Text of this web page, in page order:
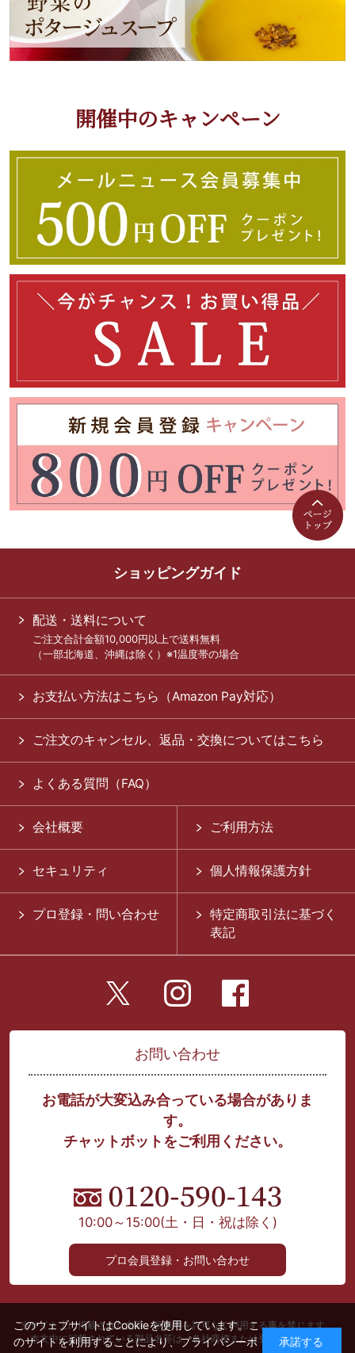
開催中のキャンペーン
ショッピングガイド
配送・送料について
ご注文合計金額10,000円以上で送料無料
（一部北海道、沖縄は除く）※1温度帯の場合
お支払い方法はこちら（Amazon Pay対応）
ご注文のキャンセル、返品・交換についてはこちら
よくある質問（FAQ）
会社概要 ご利用方法
セキュリティ 個人情報保護方針
プロ登録・問い合わせ
特定商取引法に基づく
表記
お問い合わせ
お電話が大変込み合っている場合がありま
す。
チャットボットをご利用ください。
10:00～15:00(土・日・祝は除く)
プロ会員登録・お問い合わせ
当サイト上に掲載された文章、画像等を許可なく利用する事を禁じます。
本文中に記載されている製品名等は、各社商標または登録商標です。
このウェブサイトはCookieを使用しています。こ
のサイトを利用することにより、プライバシーポ
承諾する